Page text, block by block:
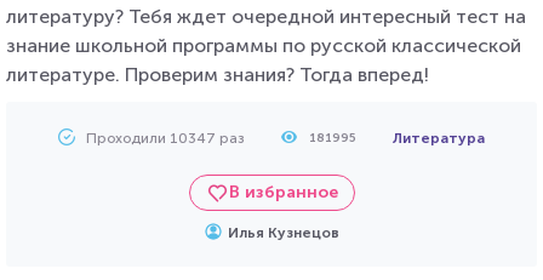
литературу? Тебя ждет очередной интересный тест на
знание школьной программы по русской классической
литературе. Проверим знания? Тогда вперед!
Проходили 10347 раз 181995 Литература
В избранное
Илья Кузнецов